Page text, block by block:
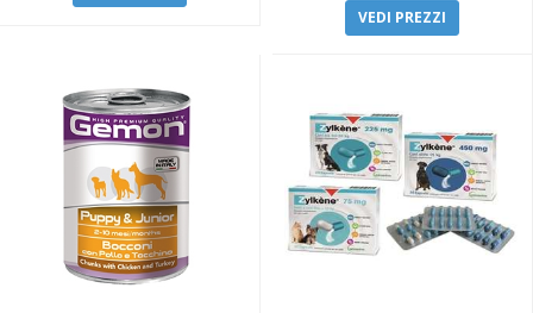
VEDI PREZZI